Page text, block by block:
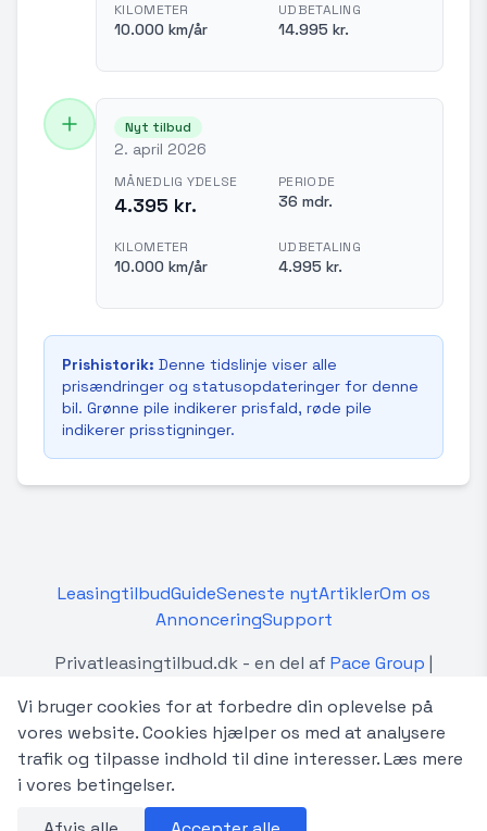
KILOMETER
10.000 km/år
UDBETALING
14.995 kr.
Nyt tilbud
2. april 2026
MÅNEDLIG YDELSE
4.395 kr.
PERIODE
36 mdr.
KILOMETER
10.000 km/år
UDBETALING
4.995 kr.
Prishistorik: Denne tidslinje viser alle
prisændringer og statusopdateringer for denne
bil. Grønne pile indikerer prisfald, røde pile
indikerer prisstigninger.
LeasingtilbudGuideSeneste nytArtiklerOm os
AnnonceringSupport
Privatleasingtilbud.dk - en del af Pace Group |
Privatleasingtilbud.dk er en uafhængig platform, der
sammenligner privatleasingtilbud fra forskellige
forhandlere og udbydere i Danmark. Vi er ikke
tilknyttet, autoriseret af eller i samarbejde med de
Vi bruger cookies for at forbedre din oplevelse på
vores website. Cookies hjælper os med at analysere
trafik og tilpasse indhold til dine interesser.Læs mere
i vores betingelser.